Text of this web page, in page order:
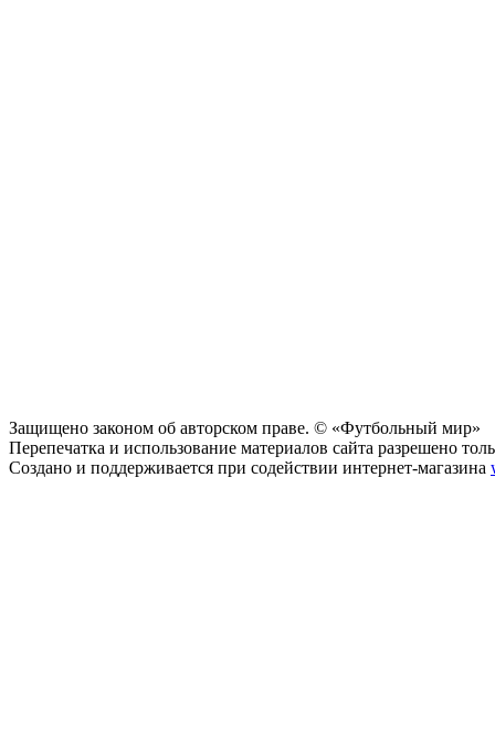
Защищено законом об авторском праве. © «Футбольный мир»
Перепечатка и использование материалов сайта разрешено
Создано и поддерживается при содействии интернет-магазина